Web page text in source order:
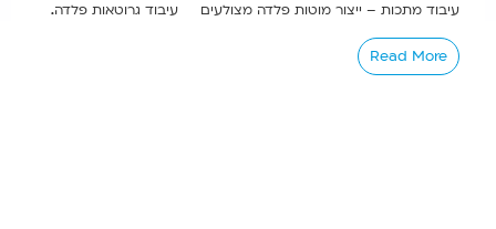
עיבוד מתכות – ייצור מוטות פלדה מצולעים עיבוד גרוטאות פלדה...
Read More